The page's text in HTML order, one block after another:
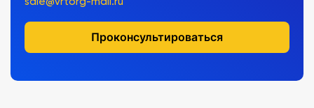
Проконсультироваться